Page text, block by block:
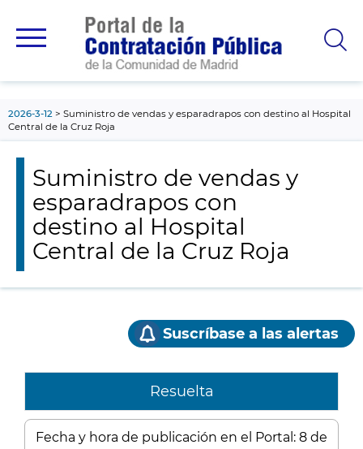
principal
2026-3-12
Suministro de vendas y esparadrapos con destino al Hospital
Central de la Cruz Roja
Suministro de vendas y
esparadrapos con
destino al Hospital
Central de la Cruz Roja
Suscríbase a las alertas
Resuelta
Fecha y hora de publicación en el Portal: 8 de